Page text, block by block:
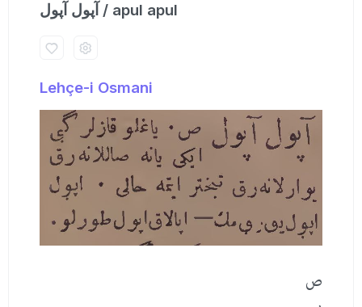
آپول آپول / apul apul
Lehçe-i Osmani
ص